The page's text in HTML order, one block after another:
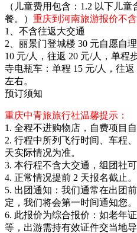
（儿童费用包含：1.2 以下儿
餐。） 重庆到河南旅游报价不含
1、不含往返大交通
2、丽景门登城楼 30 元自愿自
10 元/人，往返 20 元/人，单程
寺电瓶车：单程 15 元/人，往
左右。
预订须知
重庆中青旅旅行社温馨提示：
1. 全程不进购物店，自费项目自
2. 行程中所列飞行时间、车程
天实际情况为准。
3. 本行程不含大交通，组团社可
4. 正常情况提前 2 天报名截止。
5. 出团通知：我们通常在出团
定，我们将会第一时间通知您
6. 此报价为综合报价：如老年
等，出游需持有效证件交当地